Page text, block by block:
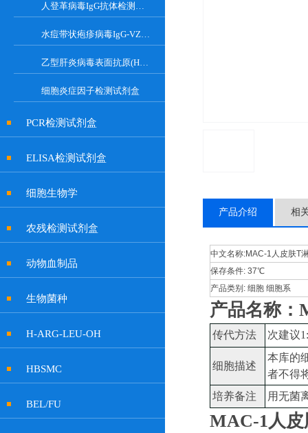
人登革病毒IgG抗体检测试剂盒
水痘带状疱疹病毒IgG-VZV Elisa检测试剂盒
乙型肝炎病毒表面抗原(HBsAg)试剂盒
细胞炎症因子检测试剂盒
PCR检测试剂盒
ELISA检测试剂盒
细胞生物学
农残检测试剂盒
动物血制品
生物菌种
H-ARG-LEU-OH
HBSMC
BEL/FU
产品介绍 相
中文名称:MAC-1人皮肤T
保存条件: 37℃
产品类别: 细胞 细胞系
产品名称：
传代方法 次建议1:
细胞描述
本库的
者不得
培养备注
用无菌
MAC-1人皮